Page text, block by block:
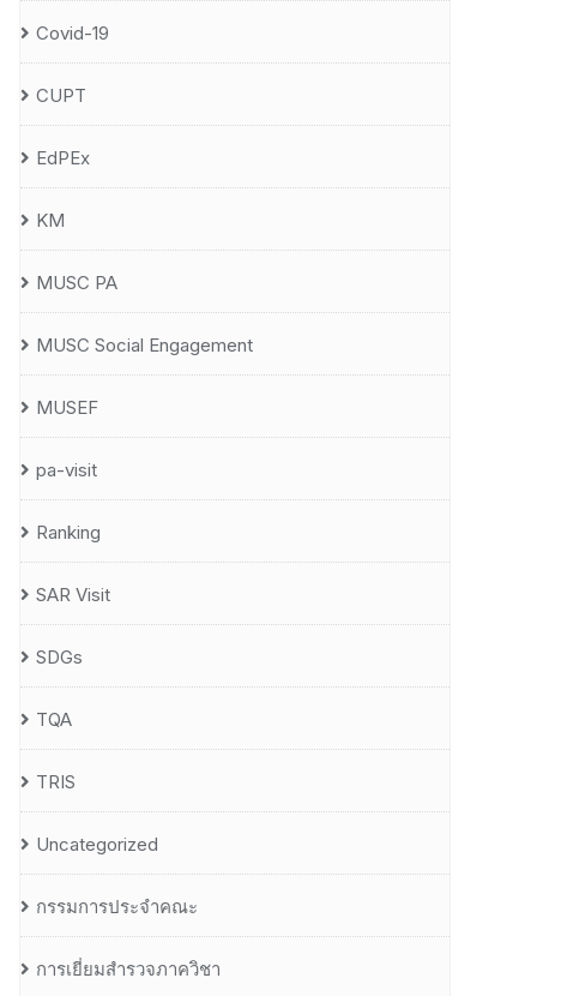
Covid-19
CUPT
EdPEx
KM
MUSC PA
MUSC Social Engagement
MUSEF
pa-visit
Ranking
SAR Visit
SDGs
TQA
TRIS
Uncategorized
กรรมการประจำคณะ
การเยี่ยมสำรวจภาควิชา